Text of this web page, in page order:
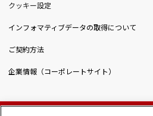
クッキー設定
インフォマティブデータの取得について
ご契約方法
企業情報（コーポレートサイト）